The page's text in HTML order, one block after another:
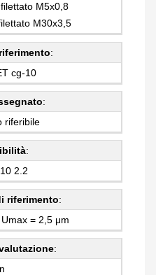
M5x0,8
M30x3,5
:
cg-10
:
riferibile
:
2.2
riferimento:
= 2,5 μm
: